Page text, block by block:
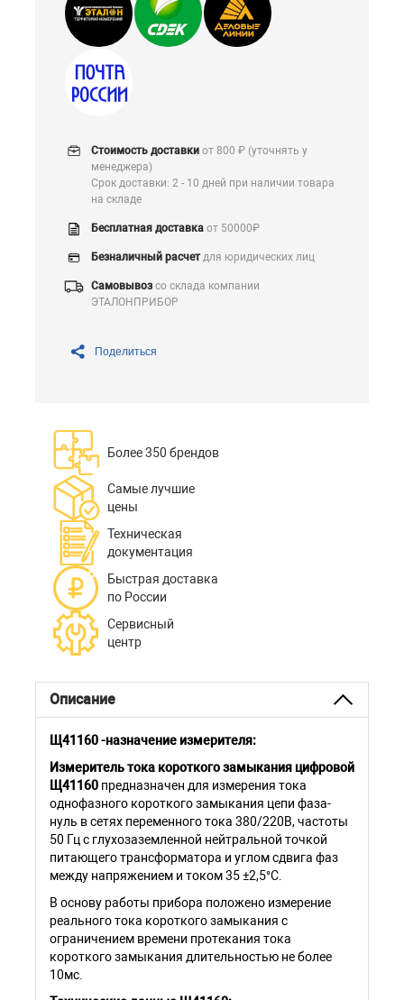
Стоимость доставки от 800 ₽ (уточнять у
менеджера)
Срок доставки: 2 - 10 дней при наличии товара
на складе
Бесплатная доставка от 50000₽
Безналичный расчетдля юридических лиц
Самовывозсо склада компании
ЭТАЛОНПРИБОР
Поделиться
Более 350 брендов
Самые лучшие
цены
Техническая
документация
Быстрая доставка
по России
Сервисный
центр
Описание
Щ41160 -назначение измерителя:
Измеритель тока короткого замыкания цифровой
Щ41160 предназначен для измерения тока
однофазного короткого замыкания цепи фаза-
нуль в сетях переменного тока 380/220В, частоты
50 Гц с глухозаземленной нейтральной точкой
питающего трансформатора и углом сдвига фаз
между напряжением и током 35 ±2,5°С.
В основу работы прибора положено измерение
реального тока короткого замыкания с
ограничением времени протекания тока
короткого замыкания длительностью не более
10мс.